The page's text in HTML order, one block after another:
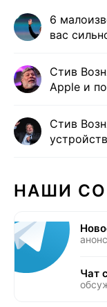
6
вас
Стив
Apple и
Стив
НАШИ
Чат